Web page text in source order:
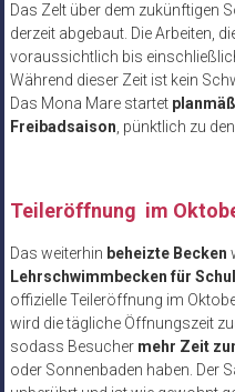
Das Zelt über dem zukünftigen
derzeit abgebaut. Die Arbeiten,
voraussichtlich bis
Während dieser Zeit ist kein
Das Mona Mare startet
Freibadsaison, pünktlich zu
Teileröffnung im
Das weiterhin beheizte Becken
Lehrschwimmbecken für
offizielle Teileröffnung im
wird die tägliche Öffnungszeit
sodass Besucher mehr Zeit
oder Sonnenbaden haben. Der